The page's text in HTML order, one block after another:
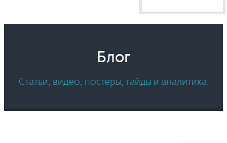
Блог
Статьи, видео, постеры, гайды и аналитика.